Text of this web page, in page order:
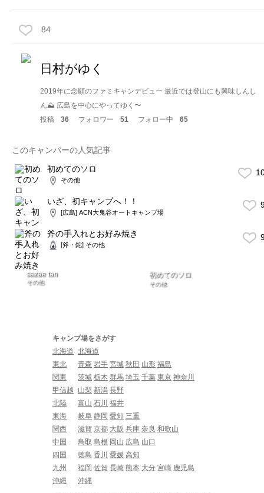
84
日村がゆく
2019年に念願のファミキャンデビュー 最近では登山にも興味しんし
ん⛰ 広島を中心にやってゆく〜
投稿
36 フォロワー 51 フォロー中 65
このキャンパーの人気記事
初めてのソロ
その他
いざ、初キャンプへ！！
[広島] ACN大鬼谷オートキャンプ場
斧の手入れとお好み焼き
[斧・鉈] その他
sazae tan
その他
初めてのソロ
その他
キャンプ場をさがす
北海道 北海道
東北
青森 岩手 宮城 秋田 山形 福島
関東
茨城 栃木 群馬 埼玉 千葉 東京 神奈川
甲信越
山梨 新潟 長野
北陸
富山 石川 福井
東海
岐阜 静岡 愛知 三重
関西
滋賀 京都 大阪 兵庫 奈良 和歌山
中国
鳥取 島根 岡山 広島 山口
四国
徳島 香川 愛媛 高知
九州
福岡 佐賀 長崎 熊本 大分 宮崎 鹿児島
沖縄
沖縄